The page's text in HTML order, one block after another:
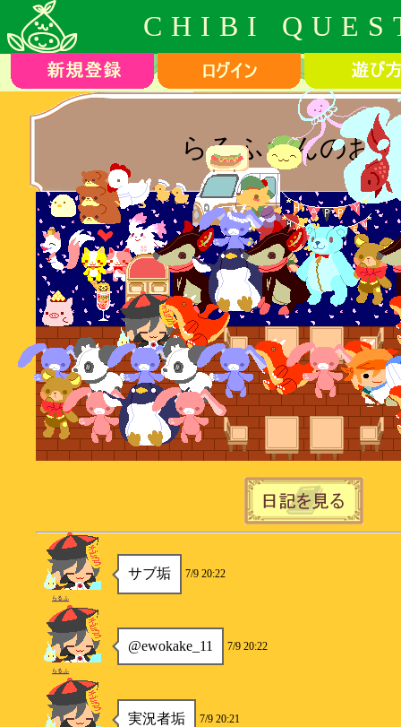
CHIBI
らるふさんのお
サブ垢 7/9 20:22
らるふ
@ewokake_11 7/9 20:22
らるふ
実況者垢 7/9 20:21